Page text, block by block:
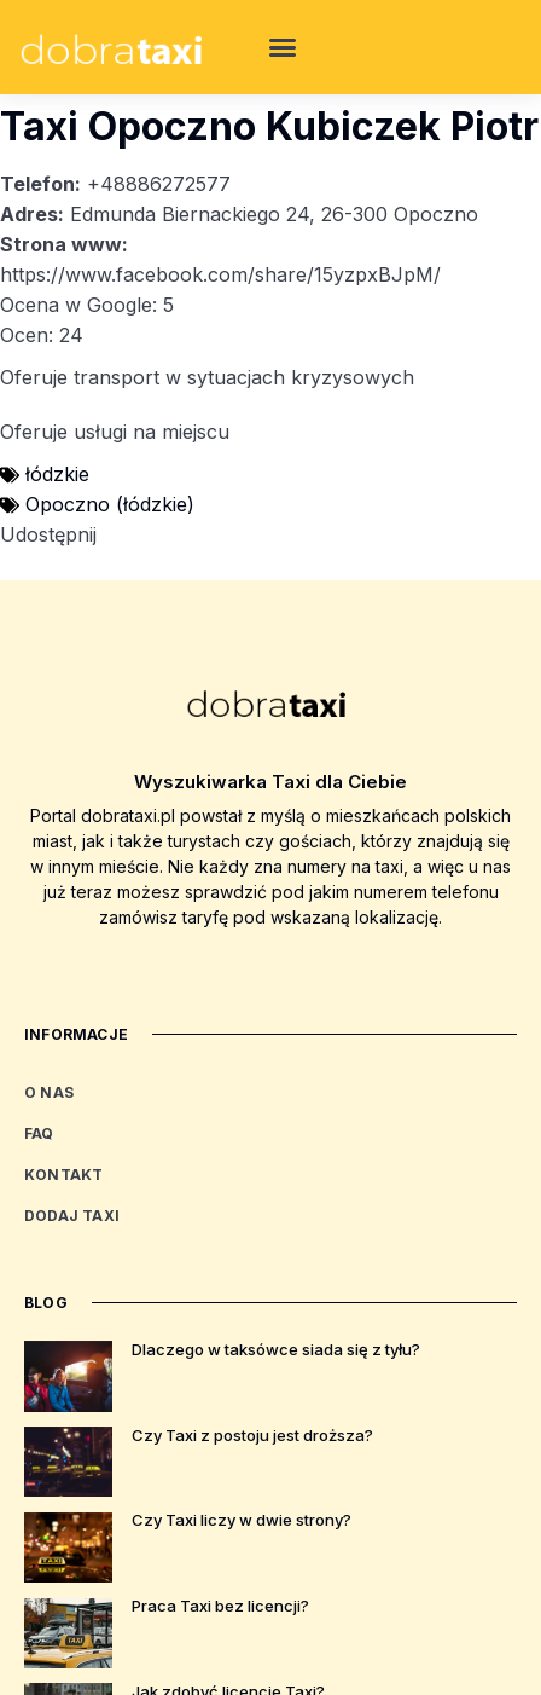
Taxi Opoczno Kubiczek Piotr
Telefon: +48886272577
Adres: Edmunda Biernackiego 24, 26-300 Opoczno
Strona www:
https://www.facebook.com/share/15yzpxBJpM/
Ocena w Google: 5
Ocen: 24
Oferuje transport w sytuacjach kryzysowych
Oferuje usługi na miejscu
łódzkie
Opoczno (łódzkie)
Udostępnij
Wyszukiwarka Taxi dla Ciebie
Portal dobrataxi.pl powstał z myślą o mieszkańcach polskich
miast, jak i także turystach czy gościach, którzy znajdują się
w innym mieście. Nie każdy zna numery na taxi, a więc u nas
już teraz możesz sprawdzić pod jakim numerem telefonu
zamówisz taryfę pod wskazaną lokalizację.
INFORMACJE
O NAS
FAQ
KONTAKT
DODAJ TAXI
BLOG
Dlaczego w taksówce siada się z tyłu?
Czy Taxi z postoju jest droższa?
Czy Taxi liczy w dwie strony?
Praca Taxi bez licencji?